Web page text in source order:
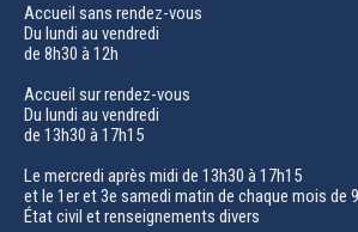
Accueil sans rendez-vous
Du lundi au vendredi
de 8h30 à 12h
Accueil sur rendez-vous
Du lundi au vendredi
de 13h30 à 17h15
Le mercredi après midi de 13h30 à 17h15
et le 1er et 3e samedi matin de chaque mois de
État civil et renseignements divers